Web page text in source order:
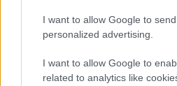
I want to allow Google to
personalized advertising.
I want to allow Google to
related to analytics like